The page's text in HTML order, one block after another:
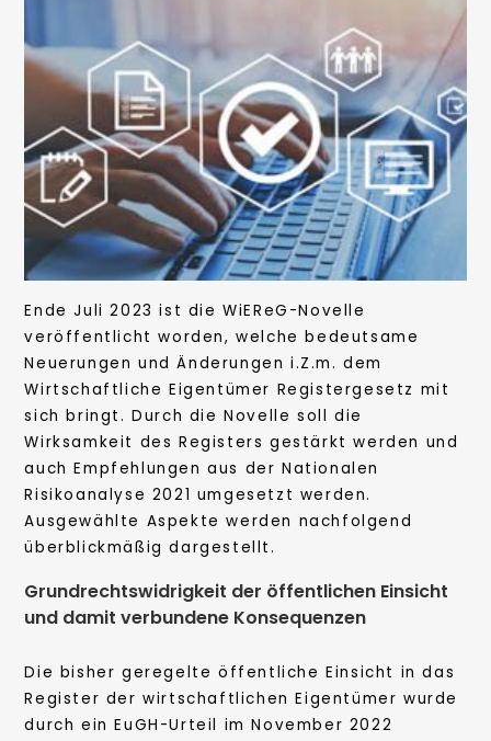
Ende Juli 2023 ist die WiEReG-Novelle
veröffentlicht worden, welche bedeutsame
Neuerungen und Änderungen i.Z.m. dem
Wirtschaftliche Eigentümer Registergesetz mit
sich bringt. Durch die Novelle soll die
Wirksamkeit des Registers gestärkt werden und
auch Empfehlungen aus der Nationalen
Risikoanalyse 2021 umgesetzt werden.
Ausgewählte Aspekte werden nachfolgend
überblickmäßig dargestellt.
Grundrechtswidrigkeit der öffentlichen Einsicht
und damit verbundene Konsequenzen
Die bisher geregelte öffentliche Einsicht in das
Register der wirtschaftlichen Eigentümer wurde
durch ein EuGH-Urteil im November 2022